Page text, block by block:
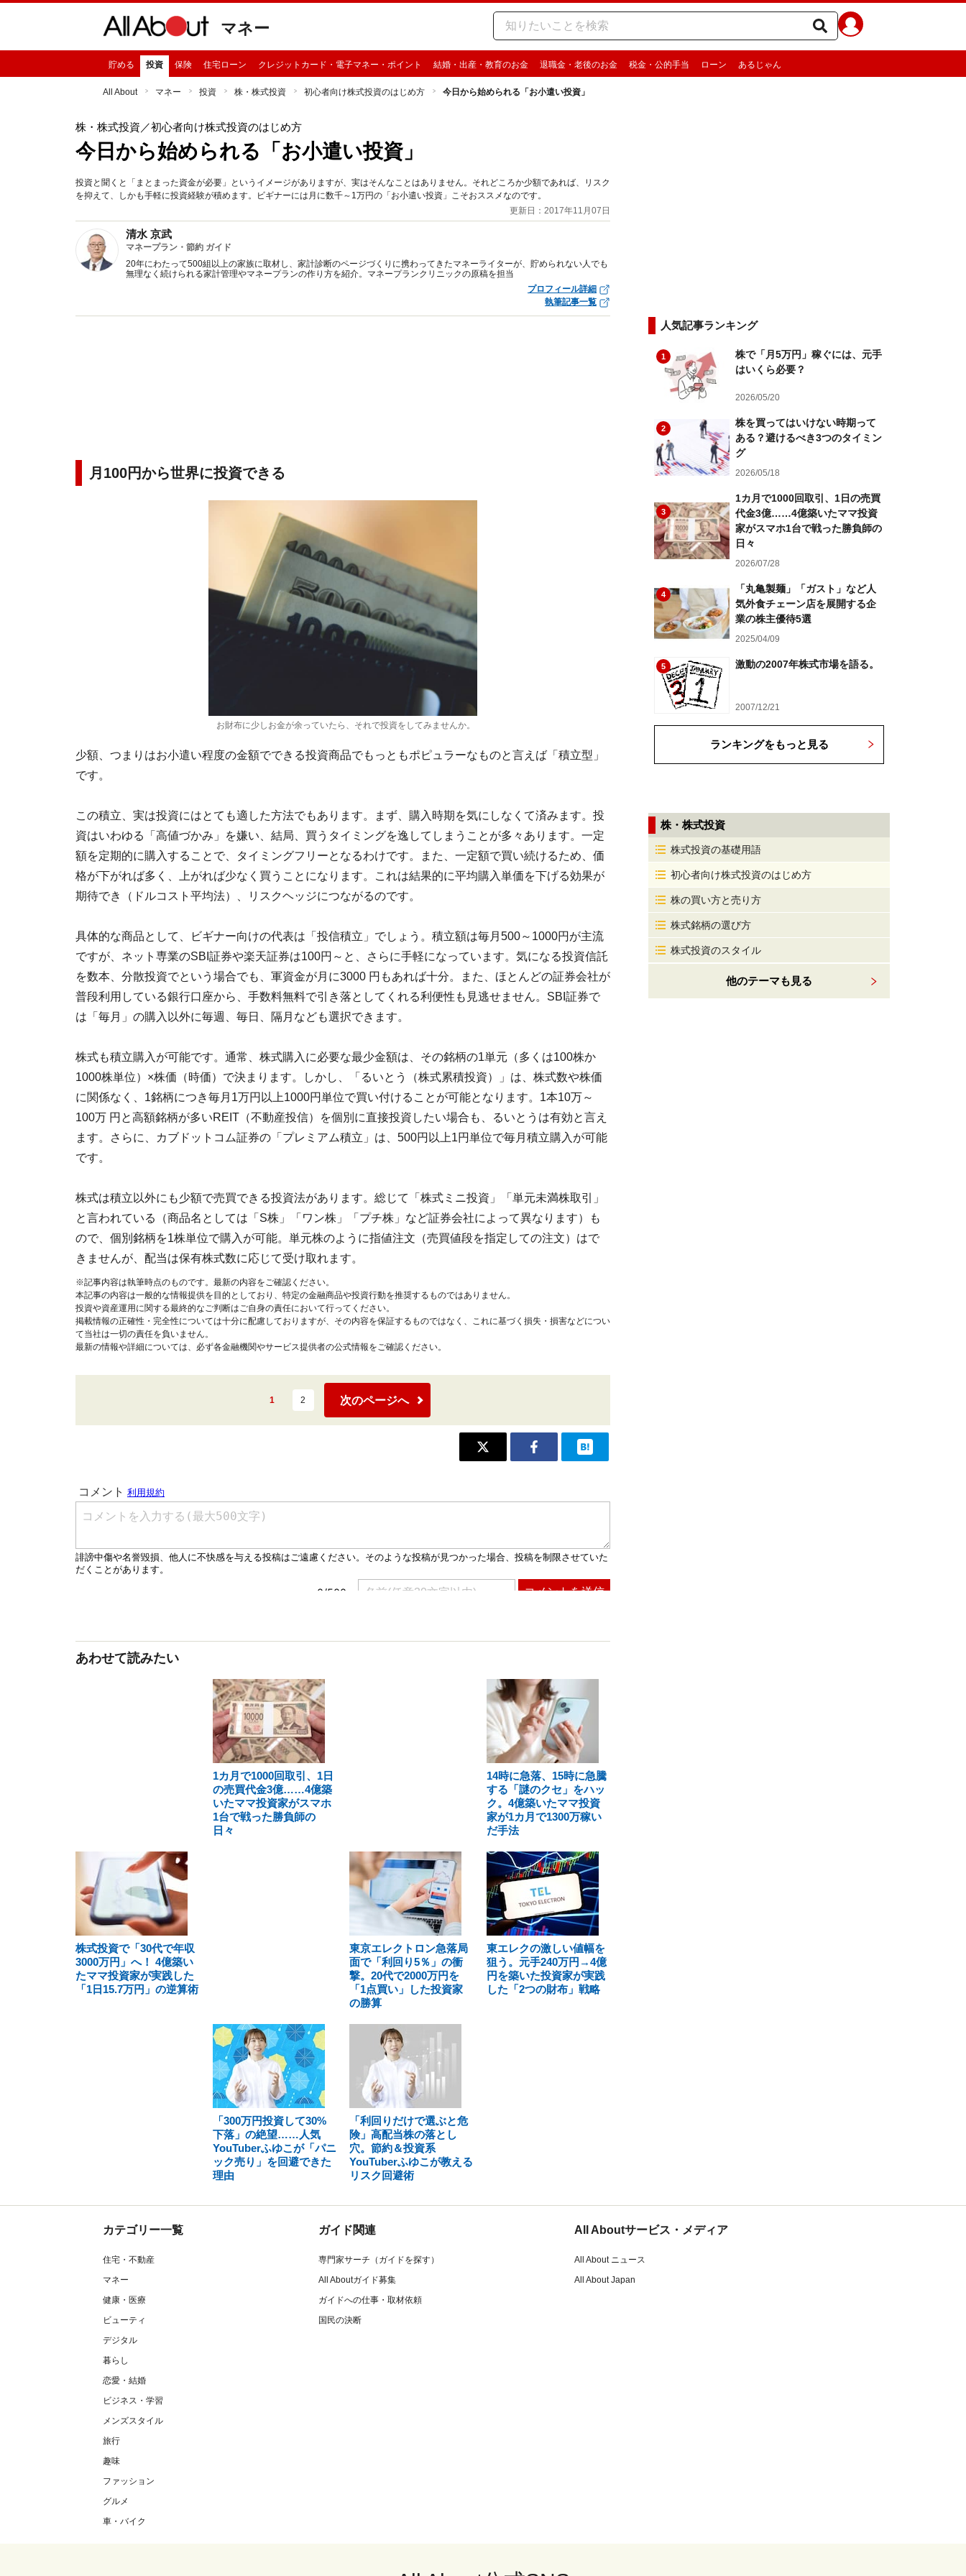
マネー
貯める 投資 保険 住宅ローン クレジットカード・電子マネー・ポイント 結婚・出産・教育のお金 退職金・老後のお金 税金・公的手当 ローン あるじゃん
All About マネー 投資 株・株式投資 初心者向け株式投資のはじめ方 今日から始められる「お小遣い投資」
株・株式投資 ／初心者向け株式投資のはじめ方
今日から始められる「お小遣い投資」
投資と聞くと「まとまった資金が必要」というイメージがありますが、実はそんなことはありません。それどころか少額であれば、リスク
を抑えて、しかも手軽に投資経験が積めます。ビギナーには月に数千～1万円の「お小遣い投資」こそおススメなのです。
更新日：2017年11月07日
清水 京武
マネープラン・節約 ガイド
20年にわたって500組以上の家族に取材し、家計診断のページづくりに携わってきたマネーライターが、貯められない人でも
無理なく続けられる家計管理やマネープランの作り方を紹介。マネープランクリニックの原稿を担当
プロフィール詳細
執筆記事一覧
月100円から世界に投資できる
お財布に少しお金が余っていたら、それで投資をしてみませんか。
少額、つまりはお小遣い程度の金額でできる投資商品でもっともポピュラーなものと言えば「積立型」
です。
この積立、実は投資にはとても適した方法でもあります。まず、購入時期を気にしなくて済みます。投
資はいわゆる「高値づかみ」を嫌い、結局、買うタイミングを逸してしまうことが多々あります。一定
額を定期的に購入することで、タイミングフリーとなるわけです。また、一定額で買い続けるため、価
格が下がれば多く、上がれば少なく買うことになります。これは結果的に平均購入単価を下げる効果が
期待でき（ドルコスト平均法）、リスクヘッジにつながるのです。
具体的な商品として、ビギナー向けの代表は「投信積立」でしょう。積立額は毎月500～1000円が主流
ですが、ネット専業のSBI証券や楽天証券は100円～と、さらに手軽になっています。気になる投資信託
を数本、分散投資でという場合でも、軍資金が月に3000 円もあれば十分。また、ほとんどの証券会社が
普段利用している銀行口座から、手数料無料で引き落としてくれる利便性も見逃せません。SBI証券で
は「毎月」の購入以外に毎週、毎日、隔月なども選択できます。
株式も積立購入が可能です。通常、株式購入に必要な最少金額は、その銘柄の1単元（多くは100株か
1000株単位）×株価（時価）で決まります。しかし、「るいとう（株式累積投資）」は、株式数や株価
に関係なく、1銘柄につき毎月1万円以上1000円単位で買い付けることが可能となります。1本10万～
100万 円と高額銘柄が多いREIT（不動産投信）を個別に直接投資したい場合も、るいとうは有効と言え
ます。さらに、カブドットコム証券の「プレミアム積立」は、500円以上1円単位で毎月積立購入が可能
です。
株式は積立以外にも少額で売買できる投資法があります。総じて「株式ミニ投資」「単元未満株取引」
と言われている（商品名としては「S株」「ワン株」「プチ株」など証券会社によって異なります）も
ので、個別銘柄を1株単位で購入が可能。単元株のように指値注文（売買値段を指定しての注文）はで
きませんが、配当は保有株式数に応じて受け取れます。
※記事内容は執筆時点のものです。最新の内容をご確認ください。
本記事の内容は一般的な情報提供を目的としており、特定の金融商品や投資行動を推奨するものではありません。
投資や資産運用に関する最終的なご判断はご自身の責任において行ってください。
掲載情報の正確性・完全性については十分に配慮しておりますが、その内容を保証するものではなく、これに基づく損失・損害などについ
て当社は一切の責任を負いません。
最新の情報や詳細については、必ず各金融機関やサービス提供者の公式情報をご確認ください。
1 2 次のページへ
あわせて読みたい
1カ月で1000回取引、1日
の売買代金3億……4億築
いたママ投資家がスマホ
1台で戦った勝負師の
日々
14時に急落、15時に急騰
する「謎のクセ」をハッ
ク。4億築いたママ投資
家が1カ月で1300万稼い
だ手法
株式投資で「30代で年収
3000万円」へ！ 4億築い
たママ投資家が実践した
「1日15.7万円」の逆算術
東京エレクトロン急落局
面で「利回り5％」の衝
撃。20代で2000万円を
「1点買い」した投資家
の勝算
東エレクの激しい値幅を
狙う。元手240万円→4億
円を築いた投資家が実践
した「2つの財布」戦略
「300万円投資して30%
下落」の絶望……人気
YouTuberふゆこが「パニ
ック売り」を回避できた
理由
「利回りだけで選ぶと危
険」高配当株の落とし
穴。節約＆投資系
YouTuberふゆこが教える
リスク回避術
人気記事ランキング
1
株で「月5万円」稼ぐには、元手
はいくら必要？
2026/05/20
2
株を買ってはいけない時期って
ある？避けるべき3つのタイミン
グ
2026/05/18
3
1カ月で1000回取引、1日の売買
代金3億……4億築いたママ投資
家がスマホ1台で戦った勝負師の
日々
2026/07/28
4
「丸亀製麺」「ガスト」など人
気外食チェーン店を展開する企
業の株主優待5選
2025/04/09
5 激動の2007年株式市場を語る。
2007/12/21
ランキングをもっと見る
株・株式投資
株式投資の基礎用語
初心者向け株式投資のはじめ方
株の買い方と売り方
株式銘柄の選び方
株式投資のスタイル
他のテーマも見る
カテゴリー一覧
住宅・不動産
マネー
健康・医療
ビューティ
デジタル
暮らし
恋愛・結婚
ビジネス・学習
メンズスタイル
旅行
趣味
ファッション
グルメ
車・バイク
ガイド関連
専門家サーチ（ガイドを探す）
All Aboutガイド募集
ガイドへの仕事・取材依頼
国民の決断
All Aboutサービス・メディア
All About ニュース
All About Japan